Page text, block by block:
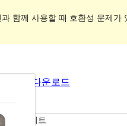
함께 사용할 때 호환성 문제가
다운로드
근 업데이트